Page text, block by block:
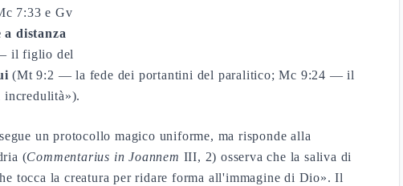
7:33 e Gv
a distanza
il figlio del
(Mt 9:2 — la fede dei portantini del paralitico; Mc 9:24 — il
incredulità»).
un protocollo magico uniforme, ma risponde alla
(Commentarius in Joannem III, 2) osserva che la saliva di
tocca la creatura per ridare forma all'immagine di Dio». Il